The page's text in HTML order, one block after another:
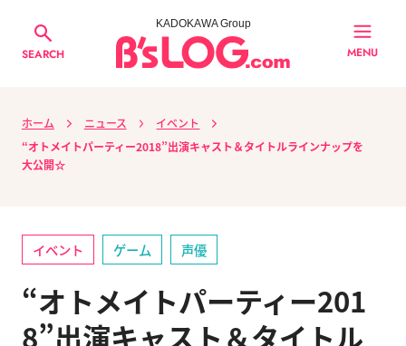
SEARCH
KADOKAWA Group
MENU
ホーム ニュース
イベント
“オトメイトパーティー2018”出演キャスト＆タイトルラインナップを
大公開☆
イベント ゲーム 声優
“オトメイトパーティー201
8”出演キャスト＆タイトル